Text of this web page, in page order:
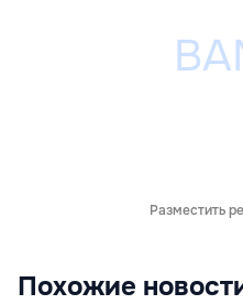
Разместить
Похожие